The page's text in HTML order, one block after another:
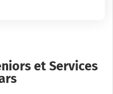
et Services